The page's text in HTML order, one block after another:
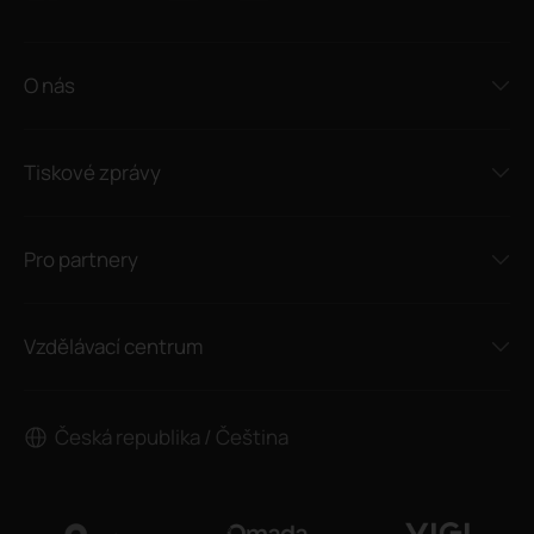
O nás
Tiskové zprávy
Pro partnery
Vzdělávací centrum
Česká republika / Čeština